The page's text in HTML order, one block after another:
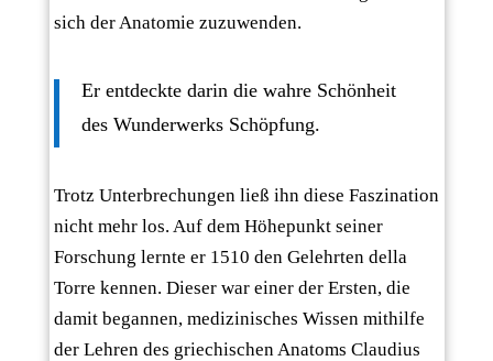
sich der Anatomie zuzuwenden.
Er entdeckte darin die wahre Schönheit
des Wunderwerks Schöpfung.
Trotz Unterbrechungen ließ ihn diese Faszination
nicht mehr los. Auf dem Höhepunkt seiner
Forschung lernte er 1510 den Gelehrten della
Torre kennen. Dieser war einer der Ersten, die
damit begannen, medizinisches Wissen mithilfe
der Lehren des griechischen Anatoms Claudius